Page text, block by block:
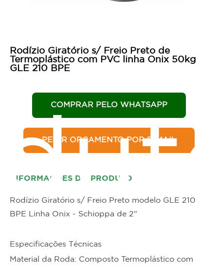
Rodízio Giratório s/ Freio Preto de
Termoplástico com PVC linha Onix 50kg
GLE 210 BPE
COMPRAR PELO WHATSAPP
PEDIR ORÇAMENTO POR E-MAIL
INFORMAÇÕES DO PRODUTO
Rodízio Giratório s/ Freio Preto modelo GLE 210
BPE Linha Onix - Schioppa de 2"
Especificações Técnicas
Material da Roda: Composto Termoplástico com